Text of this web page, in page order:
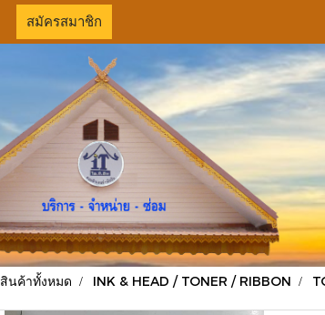
สมัครสมาชิก
สินค้าทั้งหมด INK & HEAD / TONER / RIBBON